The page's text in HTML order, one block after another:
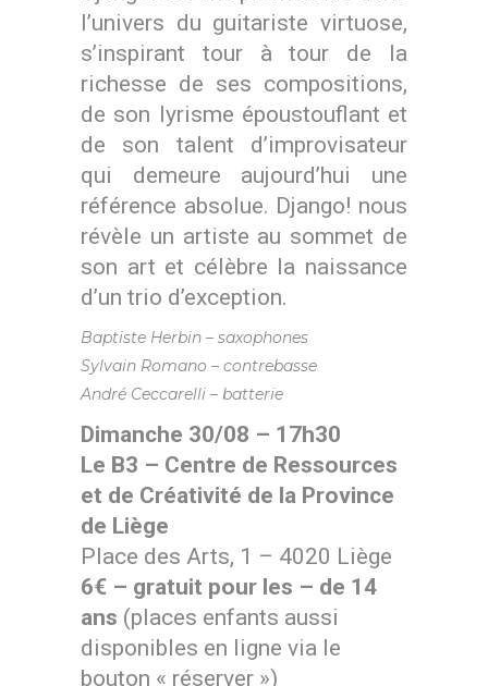
l’univers du guitariste virtuose,
s’inspirant tour à tour de la
richesse de ses compositions,
de son lyrisme époustouflant et
de son talent d’improvisateur
qui demeure aujourd’hui une
référence absolue. Django! nous
révèle un artiste au sommet de
son art et célèbre la naissance
d’un trio d’exception.
Baptiste Herbin – saxophones
Sylvain Romano – contrebasse
André Ceccarelli – batterie
Dimanche 30/08 – 17h30
Le B3 – Centre de Ressources
et de Créativité de la Province
de Liège
Place des Arts, 1 – 4020 Liège
6€ – gratuit pour les – de 14
ans (places enfants aussi
disponibles en ligne via le
bouton « réserver »)